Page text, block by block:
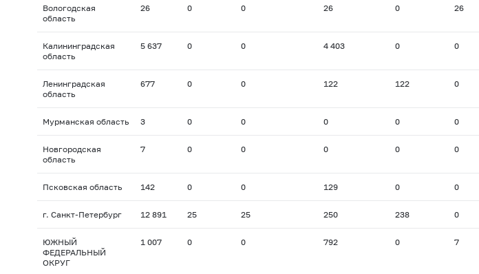
Вологодская
область
26 0 0 26 0 26
Калининградская
область
5 637 0 0 4 403 0 0
Ленинградская
область
677 0 0 122 122 0
Мурманская область 3 0 0 0 0 0
Новгородская
область
7 0 0 0 0 0
Псковская область 142 0 0 129 0 0
г. Санкт-Петербург 12 891 25 25 250 238 0
ЮЖНЫЙ
ФЕДЕРАЛЬНЫЙ
ОКРУГ
1 007 0 0 792 0 7